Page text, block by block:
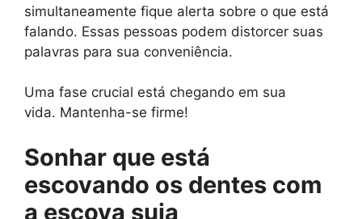
simultaneamente fique alerta sobre o que está
falando. Essas pessoas podem distorcer suas
palavras para sua conveniência.
Uma fase crucial está chegando em sua
vida. Mantenha-se firme!
Sonhar que está
escovando os dentes com
a escova suja